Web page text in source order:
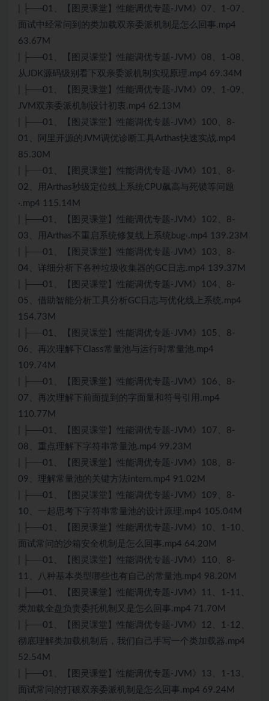
| ├──01、【图灵课堂】性能调优专题-JVM》07、1-07、
面试中经常问到的类加载双亲委派机制是怎么回事.mp4
63.67M
| ├──01、【图灵课堂】性能调优专题-JVM》08、1-08、
从JDK源码级别看下双亲委派机制实现原理.mp4 69.34M
| ├──01、【图灵课堂】性能调优专题-JVM》09、1-09、
JVM双亲委派机制设计初衷.mp4 62.13M
| ├──01、【图灵课堂】性能调优专题-JVM》100、8-
01、阿里开源的JVM调优诊断工具Arthas快速实战.mp4
85.30M
| ├──01、【图灵课堂】性能调优专题-JVM》101、8-
02、用Arthas秒级定位线上系统CPU飙高与死锁等问题
·.mp4 115.14M
| ├──01、【图灵课堂】性能调优专题-JVM》102、8-
03、用Arthas不重启系统修复线上系统bug·.mp4 139.23M
| ├──01、【图灵课堂】性能调优专题-JVM》103、8-
04、详细分析下各种垃圾收集器的GC日志.mp4 139.37M
| ├──01、【图灵课堂】性能调优专题-JVM》104、8-
05、借助智能分析工具分析GC日志与优化线上系统.mp4
154.73M
| ├──01、【图灵课堂】性能调优专题-JVM》105、8-
06、再次理解下Class常量池与运行时常量池.mp4
109.74M
| ├──01、【图灵课堂】性能调优专题-JVM》106、8-
07、再次理解下前面提到的字面量和符号引用.mp4
110.77M
| ├──01、【图灵课堂】性能调优专题-JVM》107、8-
08、重点理解下字符串常量池.mp4 99.23M
| ├──01、【图灵课堂】性能调优专题-JVM》108、8-
09、理解常量池的关键方法intern.mp4 91.02M
| ├──01、【图灵课堂】性能调优专题-JVM》109、8-
10、一起思考下字符串常量池的设计原理.mp4 105.04M
| ├──01、【图灵课堂】性能调优专题-JVM》10、1-10、
面试常问的沙箱安全机制是怎么回事.mp4 64.20M
| ├──01、【图灵课堂】性能调优专题-JVM》110、8-
11、八种基本类型哪些也有自己的常量池.mp4 98.20M
| ├──01、【图灵课堂】性能调优专题-JVM》11、1-11、
类加载全盘负责委托机制又是怎么回事.mp4 71.70M
| ├──01、【图灵课堂】性能调优专题-JVM》12、1-12、
彻底理解类加载机制后，我们自己手写一个类加载器.mp4
52.54M
| ├──01、【图灵课堂】性能调优专题-JVM》13、1-13、
面试常问的打破双亲委派机制是怎么回事.mp4 69.24M